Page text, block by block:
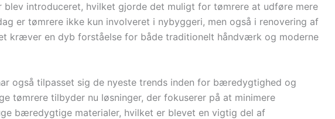
blev introduceret, hvilket gjorde det muligt for tømrere at udføre mere
er tømrere ikke kun involveret i nybyggeri, men også i renovering af
kræver en dyb forståelse for både traditionelt håndværk og moderne
også tilpasset sig de nyeste trends inden for bæredygtighed og
tømrere tilbyder nu løsninger, der fokuserer på at minimere
bæredygtige materialer, hvilket er blevet en vigtig del af